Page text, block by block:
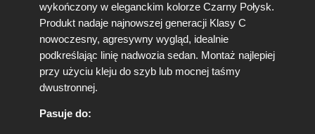
e
r
c
d
e
s
-
wykończony w eleganckim kolorze Czarny Połysk.
Produkt nadaje najnowszej generacji Klasy C
nowoczesny, agresywny wygląd, idealnie
podkreślając linię nadwozia sedan. Montaż najlepiej
przy użyciu kleju do szyb lub mocnej taśmy
dwustronnej.
Pasuje do: